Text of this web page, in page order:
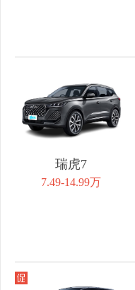
瑞虎7
7.49-14.99万